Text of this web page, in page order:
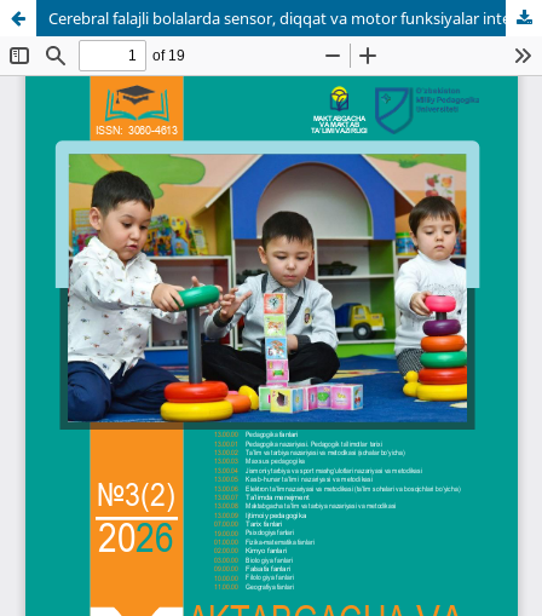
Cerebral falajli bolalarda sensor, diqqat va motor funksiyalar integratsiyasining faktorli tahlili